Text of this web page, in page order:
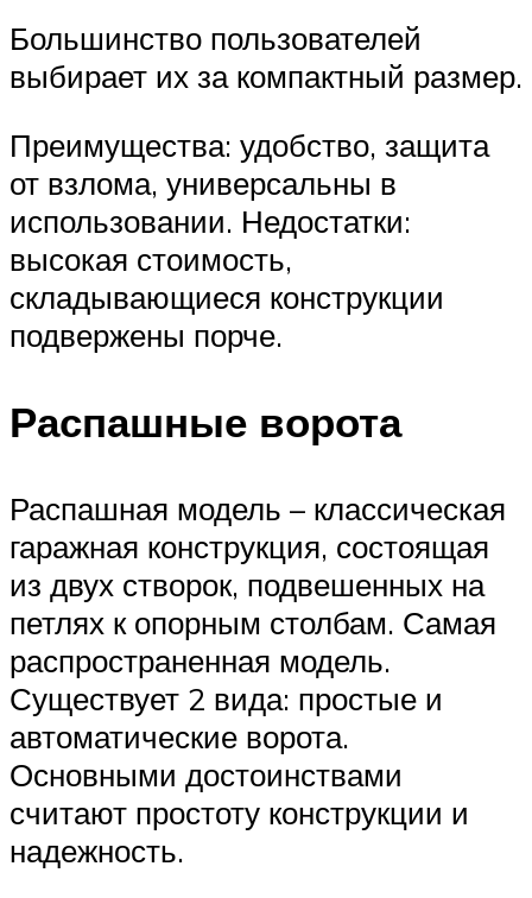
Большинство пользователей
выбирает их за компактный размер.
Преимущества: удобство, защита
от взлома, универсальны в
использовании. Недостатки:
высокая стоимость,
складывающиеся конструкции
подвержены порче.
Распашные ворота
Распашная модель – классическая
гаражная конструкция, состоящая
из двух створок, подвешенных на
петлях к опорным столбам. Самая
распространенная модель.
Существует 2 вида: простые и
автоматические ворота.
Основными достоинствами
считают простоту конструкции и
надежность.